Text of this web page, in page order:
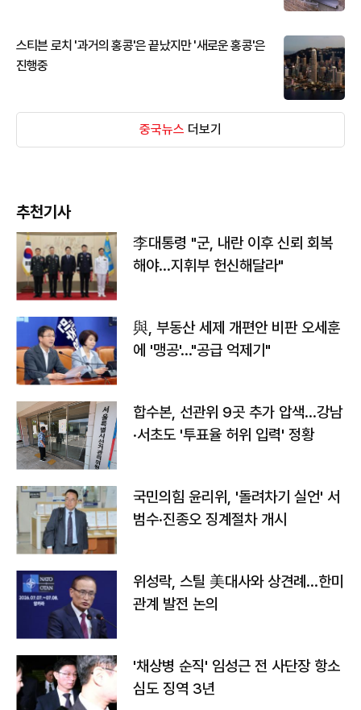
스티븐 로치 '과거의 홍콩'은 끝났지만 '새로운 홍콩'은
진행중
중국뉴스 더보기
추천기사
李대통령 "군, 내란 이후 신뢰 회복
해야…지휘부 헌신해달라"
與, 부동산 세제 개편안 비판 오세훈
에 '맹공'…"공급 억제기"
합수본, 선관위 9곳 추가 압색…강남
·서초도 '투표율 허위 입력' 정황
국민의힘 윤리위, '돌려차기 실언' 서
범수·진종오 징계절차 개시
위성락, 스틸 美대사와 상견례…한미
관계 발전 논의
'채상병 순직' 임성근 전 사단장 항소
심도 징역 3년